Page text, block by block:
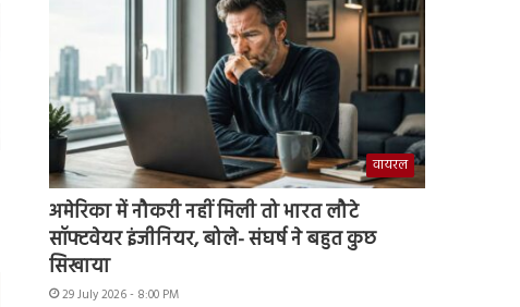
वायरल
अमेरिका में नौकरी नहीं मिली तो भारत लौटे
सॉफ्टवेयर इंजीनियर, बोले- संघर्ष ने बहुत कुछ
सिखाया
29 July 2026 - 8:00 PM